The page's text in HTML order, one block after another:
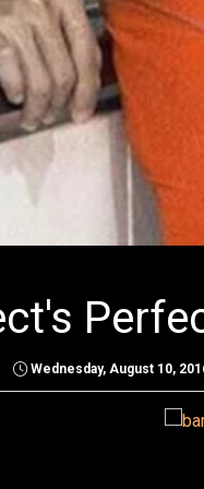
Wednesday, August 10,